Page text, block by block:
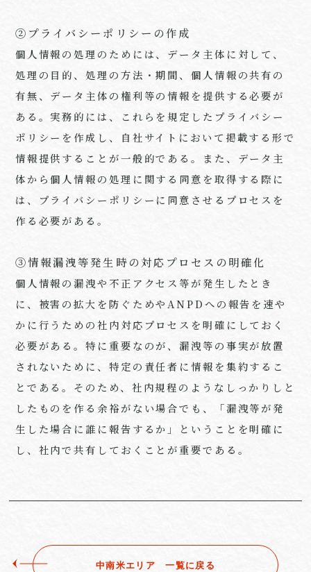
②プライバシーポリシーの作成
個人情報の処理のためには、データ主体に対して、
処理の目的、処理の方法・期間、個人情報の共有の
有無、データ主体の権利等の情報を提供する必要が
ある。実務的には、これらを規定したプライバシー
ポリシーを作成し、自社サイトにおいて掲載する形で
情報提供することが一般的である。また、データ主
体から個人情報の処理に関する同意を取得する際に
は、プライバシーポリシーに同意させるプロセスを
作る必要がある。
③情報漏洩等発生時の対応プロセスの明確化
個人情報の漏洩や不正アクセス等が発生したとき
に、被害の拡大を防ぐためやANPDへの報告を速や
かに行うための社内対応プロセスを明確にしておく
必要がある。特に重要なのが、漏洩等の事実が放置
されないために、特定の責任者に情報を集約するこ
とである。そのため、社内規程のようなしっかりしと
したものを作る余裕がない場合でも、「漏洩等が発
生した場合に誰に報告するか」ということを明確に
し、社内で共有しておくことが重要である。
中南米エリア ⼀覧に戻る